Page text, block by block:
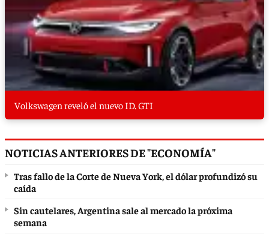
Volkswagen reveló el nuevo ID. GTI
NOTICIAS ANTERIORES DE "ECONOMÍA"
Tras fallo de la Corte de Nueva York, el dólar profundizó su
caída
Sin cautelares, Argentina sale al mercado la próxima
semana